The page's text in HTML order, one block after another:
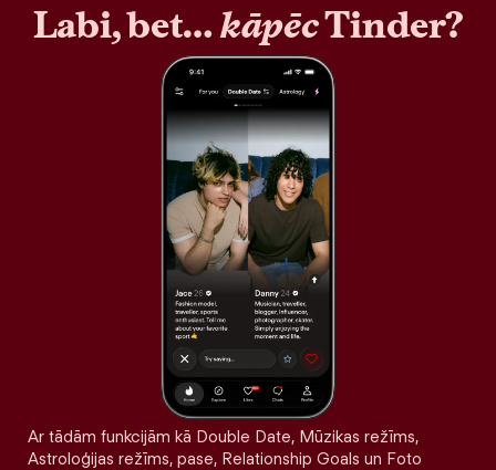
Labi, bet…kāpēcTinder?
Ar tādām funkcijām kā Double Date, Mūzikas režīms,
Astroloģijas režīms, pase, Relationship Goals un Foto